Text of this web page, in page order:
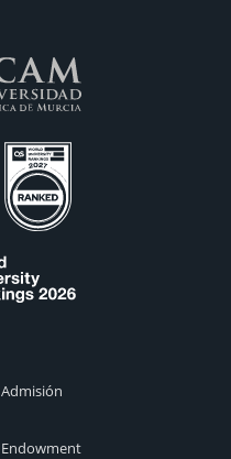
Admisión
Endowment